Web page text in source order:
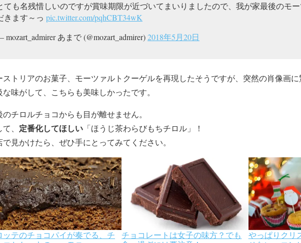
ても名残惜しいのですが賞味期限が近づいてまいりましたので、我が家最後のモ
きます～っ pic.twitter.com/pqhCBT34wK
mozart_admirer あまで (@mozart_admirer)2018年5月20日
ストリアのお菓子、モーツァルトクーゲルを再現したそうですが、突然の肖像画に
な味がして、こちらも美味しかったです。
のチロルチョコからも目が離せません。
、 定番化してほしい 「ほうじ茶わらびもちチロル」！
で見かけたら、ぜひ手にとってみてください。
ッテのチョコパイが奏でる、チ
チョコレートは女子の味方？でも
やっぱりクリ